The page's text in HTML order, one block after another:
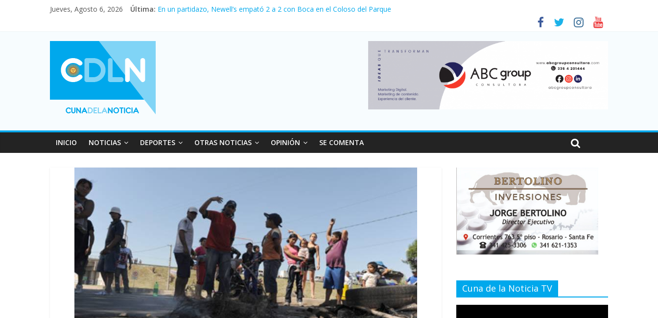
Jueves, Agosto 6, 2026 Última:
En un partidazo, Newell’s empató 2 a 2 con Boca en el Coloso del Parque
Vacaciones de invierno con más movimiento y consumo turístico: 4,6 millones de personas viajaron por el país, un 5,9% más que en 2025
INICIO NOTICIAS DEPORTES OTRAS NOTICIAS OPINIÓN SE COMENTA
Cuna de la Noticia TV